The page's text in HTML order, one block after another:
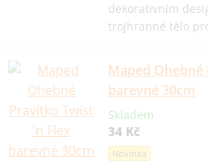
dekorativním
trojhranné tělo
Maped
barevné 30cm
Skladem
34 Kč
Novinka